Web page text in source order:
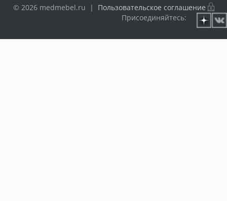
© 2026 medmebel.ru | Пользовательское соглашение
Присоединяйтесь: